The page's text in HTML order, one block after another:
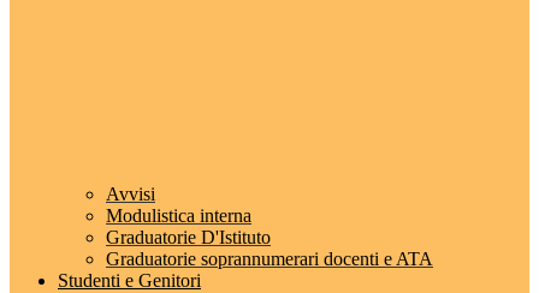
Avvisi
Modulistica interna
Graduatorie D'Istituto
Graduatorie soprannumerari docenti e ATA
Studenti e Genitori